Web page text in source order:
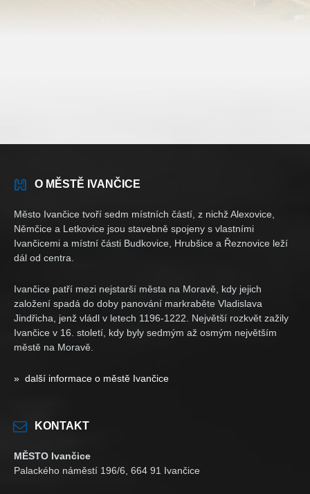
O MĚSTĚ IVANČICE
Město Ivančice tvoří sedm místních částí, z nichž Alexovice,
Němčice a Letkovice jsou stavebně spojeny s vlastními
Ivančicemi a místní části Budkovice, Hrubšice a Řeznovice leží
dál od centra.
Ivančice patří mezi nejstarší města na Moravě, kdy jejich
založení spadá do doby panování markraběte Vladislava
Jindřicha, jenž vládl v letech 1196-1222. Největší rozkvět zažily
Ivančice v 16. století, kdy byly sedmým až osmým největším
městě na Moravě.
» další informace o městě Ivančice
KONTAKT
MĚSTO Ivančice
Palackého náměstí 196/6, 664 91 Ivančice